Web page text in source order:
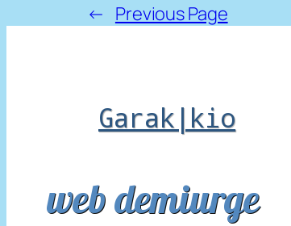
← Previous Page
Garak|kio
web demiurge